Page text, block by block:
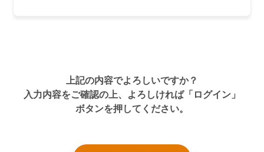
上記の内容でよろしいですか？
入力内容をご確認の上、よろしければ「ログイン」
ボタンを押してください。